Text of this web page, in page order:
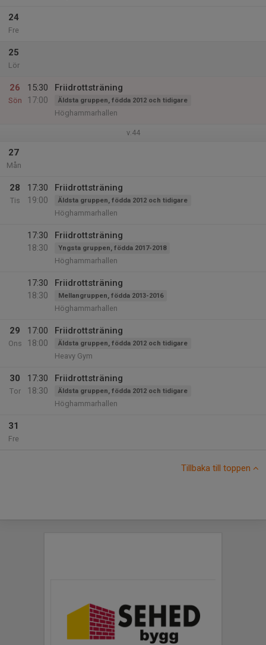
24
Fre
25
Lör
26
Sön
15:30
17:00
Friidrottsträning
Äldsta gruppen, födda 2012 och tidigare
Höghammarhallen
v.44
27
Mån
28
Tis
17:30
19:00
Friidrottsträning
Äldsta gruppen, födda 2012 och tidigare
Höghammarhallen
17:30
18:30
Friidrottsträning
Yngsta gruppen, födda 2017-2018
Höghammarhallen
17:30
18:30
Friidrottsträning
Mellangruppen, födda 2013-2016
Höghammarhallen
29
Ons
17:00
18:00
Friidrottsträning
Äldsta gruppen, födda 2012 och tidigare
Heavy Gym
30
Tor
17:30
18:30
Friidrottsträning
Äldsta gruppen, födda 2012 och tidigare
Höghammarhallen
31
Fre
Tillbaka till toppen